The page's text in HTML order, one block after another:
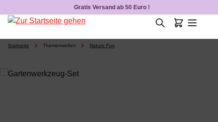
Zum Hauptinhalt springenGratis Versand ab 50 Euro !
Startseite Themenwelten Nature Fun
Bildergalerie überspringen